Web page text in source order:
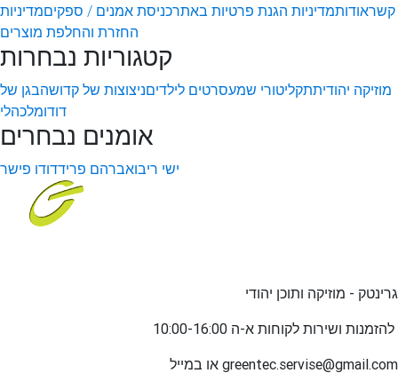
קשראודותמדיניות הגנת פרטיות באתרכניסת אמנים / ספקיםמדיניות
החזרת והחלפת מוצרים
קטגוריות נבחרות
מוזיקה יהודיתתקליטורי שמעסרטים לילדיםניצוצות של קדושהבגן של
דודומלכהלי
אומנים נבחרים
ישי ריבואברהם פרידדודו פישר
גרינטק - מוזיקה ותוכן יהודי
להזמנות ו
greentec.servise@gmail.com